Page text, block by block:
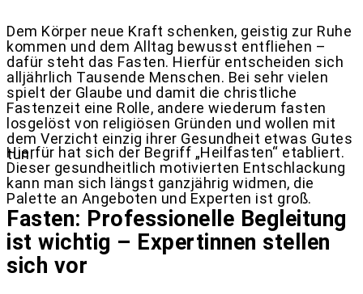
Dem Körper neue Kraft schenken, geistig zur Ruhe
kommen und dem Alltag bewusst entfliehen –
dafür steht das Fasten. Hierfür entscheiden sich
alljährlich Tausende Menschen. Bei sehr vielen
spielt der Glaube und damit die christliche
Fastenzeit eine Rolle, andere wiederum fasten
losgelöst von religiösen Gründen und wollen mit
dem Verzicht einzig ihrer Gesundheit etwas Gutes
tun.
Hierfür hat sich der Begriff „Heilfasten“ etabliert.
Dieser gesundheitlich motivierten Entschlackung
kann man sich längst ganzjährig widmen, die
Palette an Angeboten und Experten ist groß.
Fasten: Professionelle Begleitung
ist wichtig – Expertinnen stellen
sich vor